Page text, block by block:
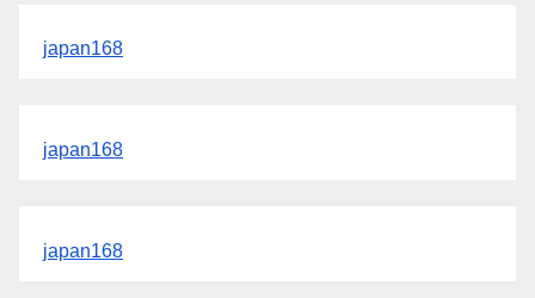
japan168
japan168
japan168